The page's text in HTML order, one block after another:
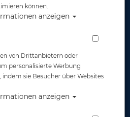
- Türkis - Gr: 2XS
können.
anzeigen
von Drittanbietern oder
personalisierte Werbung
indem sie Besucher über Websites
anzeigen